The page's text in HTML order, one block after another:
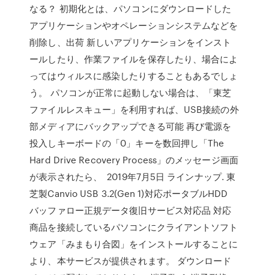
なる？ 初期化とは、パソコンにダウンロードした
アプリケーションやオペレーションシステムなどを
削除し、出荷 新しいアプリケーションをインスト
ールしたり、作業ファイルを保存したり、場合によ
ってはウィルスに感染したりすることもあるでしょ
う。 パソコンが正常に起動しない場合は、「東芝
ファイルレスキュー」を利用すれば、USB接続の外
部メディアにバックアップできる可能 再び電源を
投入しキーボードの「0」キーを数回押し「The
Hard Drive Recovery Process」のメッセージ画面
が表示されたら、 2019年7月5日 ラインナップ. 東
芝製Canvio USB 3.2(Gen 1)対応ポータブルHDD
バッファロー正規データ復旧サービス対応品 対応
商品を接続しているパソコンにクライアントソフト
ウェア「みまもり合図」をインストールすることに
より、本サービスが提供されます。 ダウンロード